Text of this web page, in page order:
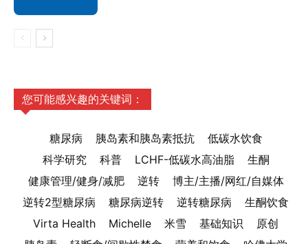
您可能感兴趣的关键词：
糖尿病 胰岛素和胰岛素抵抗
低碳水饮食
科学研究
科普 LCHF-低碳水高油脂
生酮
健康管理/健身/减肥
逆转
博主/主播/网红/自媒体
逆转2型糖尿病
糖尿病逆转 逆转糖尿病
生酮饮食
Virta Health
Michelle 米雪 基础知识
原创